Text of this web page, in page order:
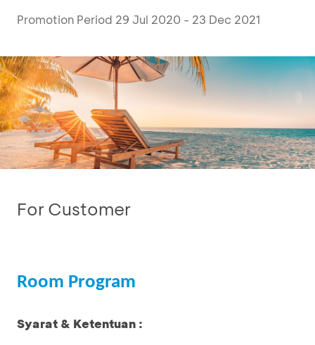
Promotion Period 29 Jul 2020 - 23 Dec 2021
For Customer
Room Program
Syarat & Ketentuan :